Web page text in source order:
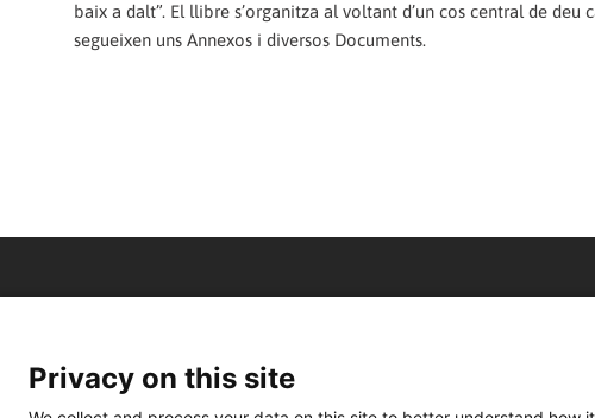
baix a dalt”. El llibre s’organitza al voltant d’un cos central de
segueixen uns Annexos i diversos Documents.
Privacy on this site